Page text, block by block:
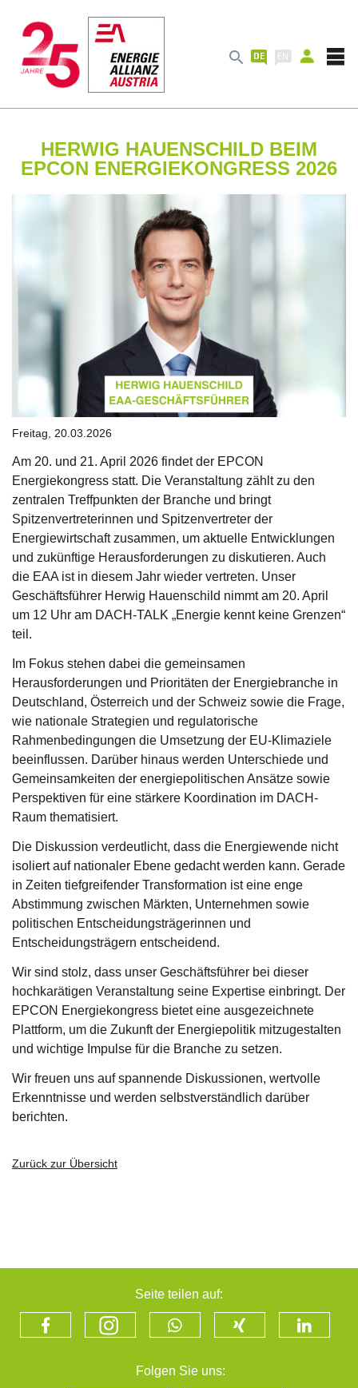

HERWIG HAUENSCHILD BEIM
EPCON ENERGIEKONGRESS 2026
Freitag, 20.03.2026
Am 20. und 21. April 2026 findet der EPCON
Energiekongress statt. Die Veranstaltung zählt zu den
zentralen Treffpunkten der Branche und bringt
Spitzenvertreterinnen und Spitzenvertreter der
Energiewirtschaft zusammen, um aktuelle Entwicklungen
und zukünftige Herausforderungen zu diskutieren. Auch
die EAA ist in diesem Jahr wieder vertreten. Unser
Geschäftsführer Herwig Hauenschild nimmt am 20. April
um 12 Uhr am DACH-TALK „Energie kennt keine Grenzen“
teil.
Im Fokus stehen dabei die gemeinsamen
Herausforderungen und Prioritäten der Energiebranche in
Deutschland, Österreich und der Schweiz sowie die Frage,
wie nationale Strategien und regulatorische
Rahmenbedingungen die Umsetzung der EU-Klimaziele
beeinflussen. Darüber hinaus werden Unterschiede und
Gemeinsamkeiten der energiepolitischen Ansätze sowie
Perspektiven für eine stärkere Koordination im DACH-
Raum thematisiert.
Die Diskussion verdeutlicht, dass die Energiewende nicht
isoliert auf nationaler Ebene gedacht werden kann. Gerade
in Zeiten tiefgreifender Transformation ist eine enge
Abstimmung zwischen Märkten, Unternehmen sowie
politischen Entscheidungsträgerinnen und
Entscheidungsträgern entscheidend.
Wir sind stolz, dass unser Geschäftsführer bei dieser
hochkarätigen Veranstaltung seine Expertise einbringt. Der
EPCON Energiekongress bietet eine ausgezeichnete
Plattform, um die Zukunft der Energiepolitik mitzugestalten
und wichtige Impulse für die Branche zu setzen.
Wir freuen uns auf spannende Diskussionen, wertvolle
Erkenntnisse und werden selbstverständlich darüber
berichten.
Zurück zur Übersicht
Seite teilen auf:
Folgen Sie uns: